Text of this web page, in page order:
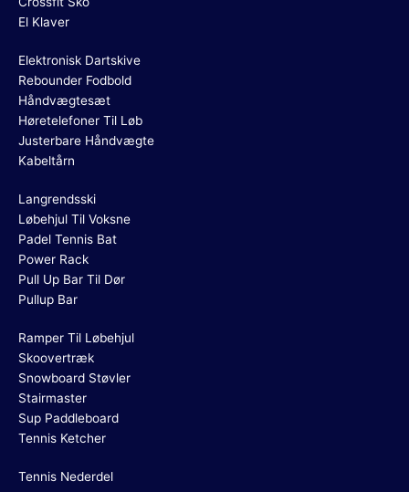
El Klaver
Elektronisk Dartskive
Rebounder Fodbold
Håndvægtesæt
Høretelefoner Til Løb
Justerbare Håndvægte
Kabeltårn
Langrendsski
Løbehjul Til Voksne
Padel Tennis Bat
Power Rack
Pull Up Bar Til Dør
Pullup Bar
Ramper Til Løbehjul
Skoovertræk
Snowboard Støvler
Stairmaster
Sup Paddleboard
Tennis Ketcher
Tennis Nederdel